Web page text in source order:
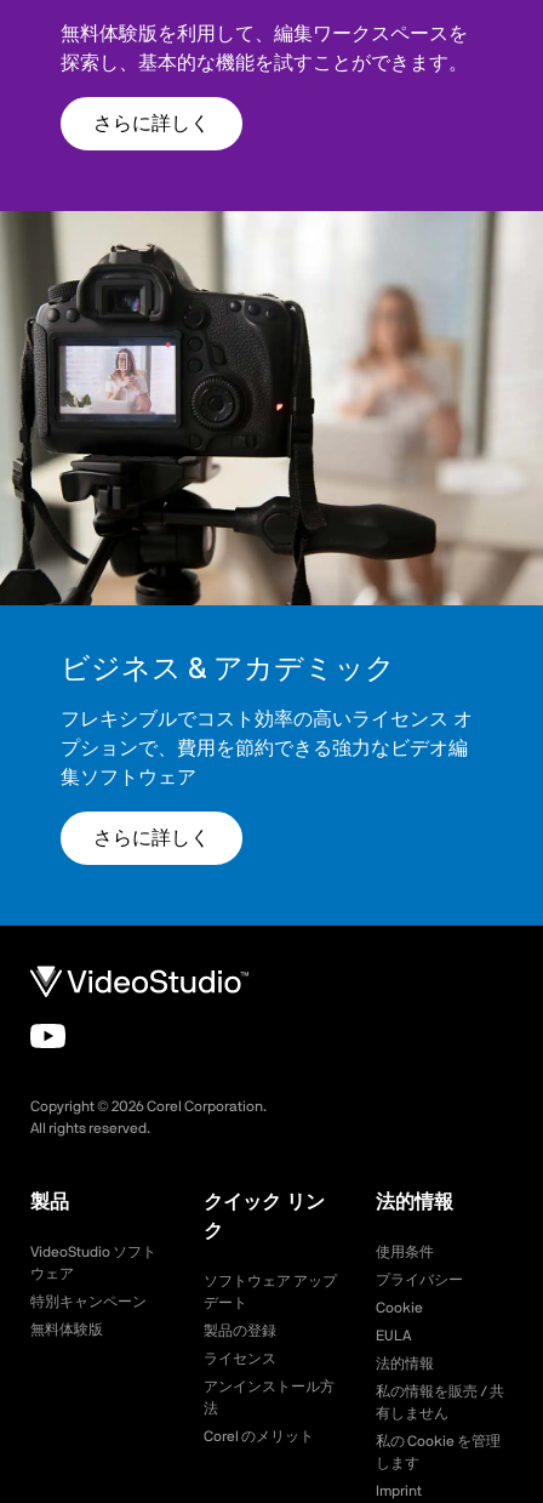
無料体験版を利用して、編集ワークスペースを
探索し、基本的な機能を試すことができます。
さらに詳しく
ビジネス & アカデミック
フレキシブルでコスト効率の高いライセンス オ
プションで、費用を節約できる強力なビデオ編
集ソフトウェア
さらに詳しく
Copyright © 2026Corel Corporation.
All rights reserved.
製品
VideoStudio ソフト
ウェア
特別キャンペーン
無料体験版
クイック リン
ク
ソフトウェア アップ
デート
製品の登録
ライセンス
アンインストール方
法
Corel のメリット
法的情報
使用条件
プライバシー
Cookie
EULA
法的情報
私の情報を販売 / 共
有しません
私の Cookie を管理
します
Imprint